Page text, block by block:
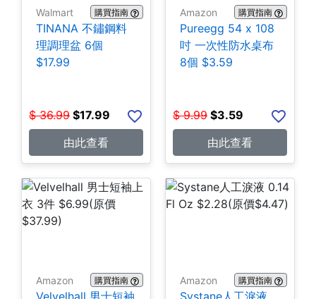
Walmart 購買指南
TINANA 不鏽鋼料
理調理盆 6個
$17.99
$ 36.99 $17.99
由此查看
Amazon 購買指南
Pureegg 54 x 108
吋 一次性防水桌布
8個 $3.59
$ 9.99 $3.59
由此查看
Amazon 購買指南
Velvelhall 男士短袖
Amazon 購買指南
Systane人工淚液